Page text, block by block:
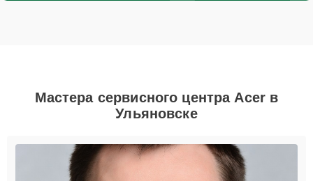
Мастера сервисного центра Acer в
Ульяновске